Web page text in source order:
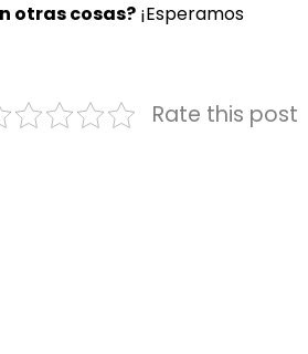
otras cosas? ¡Esperamos
Rate this post